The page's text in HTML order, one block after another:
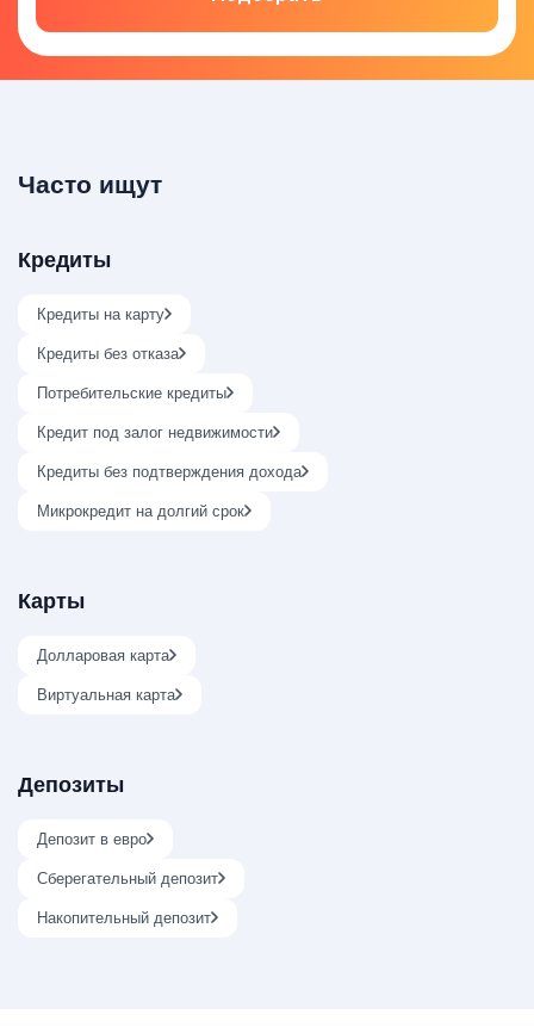
Часто ищут
Кредиты
Кредиты на карту
Кредиты без отказа
Потребительские кредиты
Кредит под залог недвижимости
Кредиты без подтверждения дохода
Микрокредит на долгий срок
Карты
Долларовая карта
Виртуальная карта
Депозиты
Депозит в евро
Сберегательный депозит
Накопительный депозит